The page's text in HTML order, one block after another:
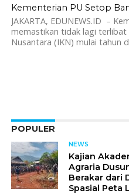
Kementerian PU Setop
JAKARTA, EDUNEWS.ID –
memastikan tidak lagi
Nusantara (IKN) mulai tahun
POPULER
NEWS
Kajian
Agraria
Berakar dari
Spasial Peta